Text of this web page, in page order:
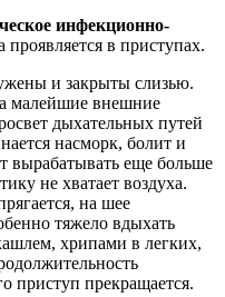
инфекционно-
проявляется в приступах.
и закрыты слизью.
малейшие внешние
дыхательных путей
насморк, болит и
вырабатывать еще больше
не хватает воздуха.
на шее
тяжело вдыхать
хрипами в легких,
приступ прекращается.